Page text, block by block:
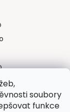
soubory
funkce